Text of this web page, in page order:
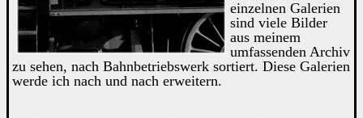
einzelnen Galerien
sind viele Bilder
aus meinem
umfassenden Archiv
zu sehen, nach Bahnbetriebswerk sortiert. Diese Galerien
werde ich nach und nach erweitern.